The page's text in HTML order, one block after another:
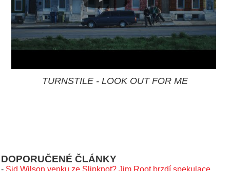
TURNSTILE - LOOK OUT FOR ME
DOPORUČENÉ ČLÁNKY
- Sid Wilson venku ze Slipknot? Jim Root brzdí spekulace,